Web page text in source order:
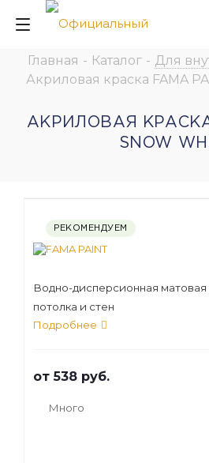
Главная - Каталог - Для
Акриловая краска FAMA
АКРИЛОВАЯ КРАСКА
SNOW
РЕКОМЕНДУЕМ
Водно-дисперсионная матовая
потолка и стен
Подробнее
от538 руб.
Много